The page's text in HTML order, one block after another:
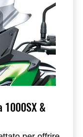
1000SX &